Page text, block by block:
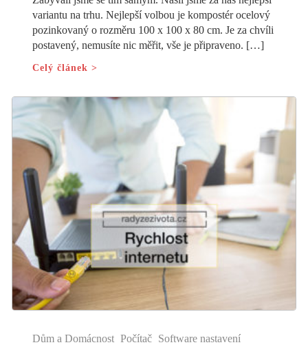
variantu na trhu. Nejlepší volbou je kompostér ocelový
pozinkovaný o rozměru 100 x 100 x 80 cm. Je za chvíli
postavený, nemusíte nic měřit, vše je připraveno. […]
Celý článek >
Dům a Domácnost Počítač Software nastavení